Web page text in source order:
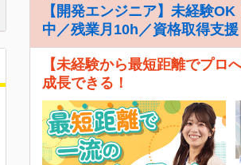
【開発エンジニア】未経験
中／残業月10h／資格取得支援
【未経験から最短距離でプロ
成長できる！